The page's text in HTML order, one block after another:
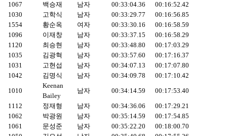
1067
백승재 남자 00:33:04.36
00:16:52.42
1030
고학식 남자 00:33:29.77
00:16:56.85
1554
황순옥 여자 00:33:30.16
00:16:58.59
1096
이재창 남자 00:33:37.15
00:16:58.29
1120
최승현 남자 00:33:48.80
00:17:03.29
1035
김광혁 남자 00:33:57.60
00:17:16.37
1031
고현섭 남자 00:34:07.13
00:17:07.80
1042
김명식 남자 00:34:09.78
00:17:10.42
1010
Keenan
Bailey
남자 00:34:14.59
00:17:53.40
1112
정재형 남자 00:34:36.06
00:17:29.21
1062
박광원 남자 00:35:14.59
00:17:54.85
1061
문성준 남자 00:35:22.20
00:18:00.70